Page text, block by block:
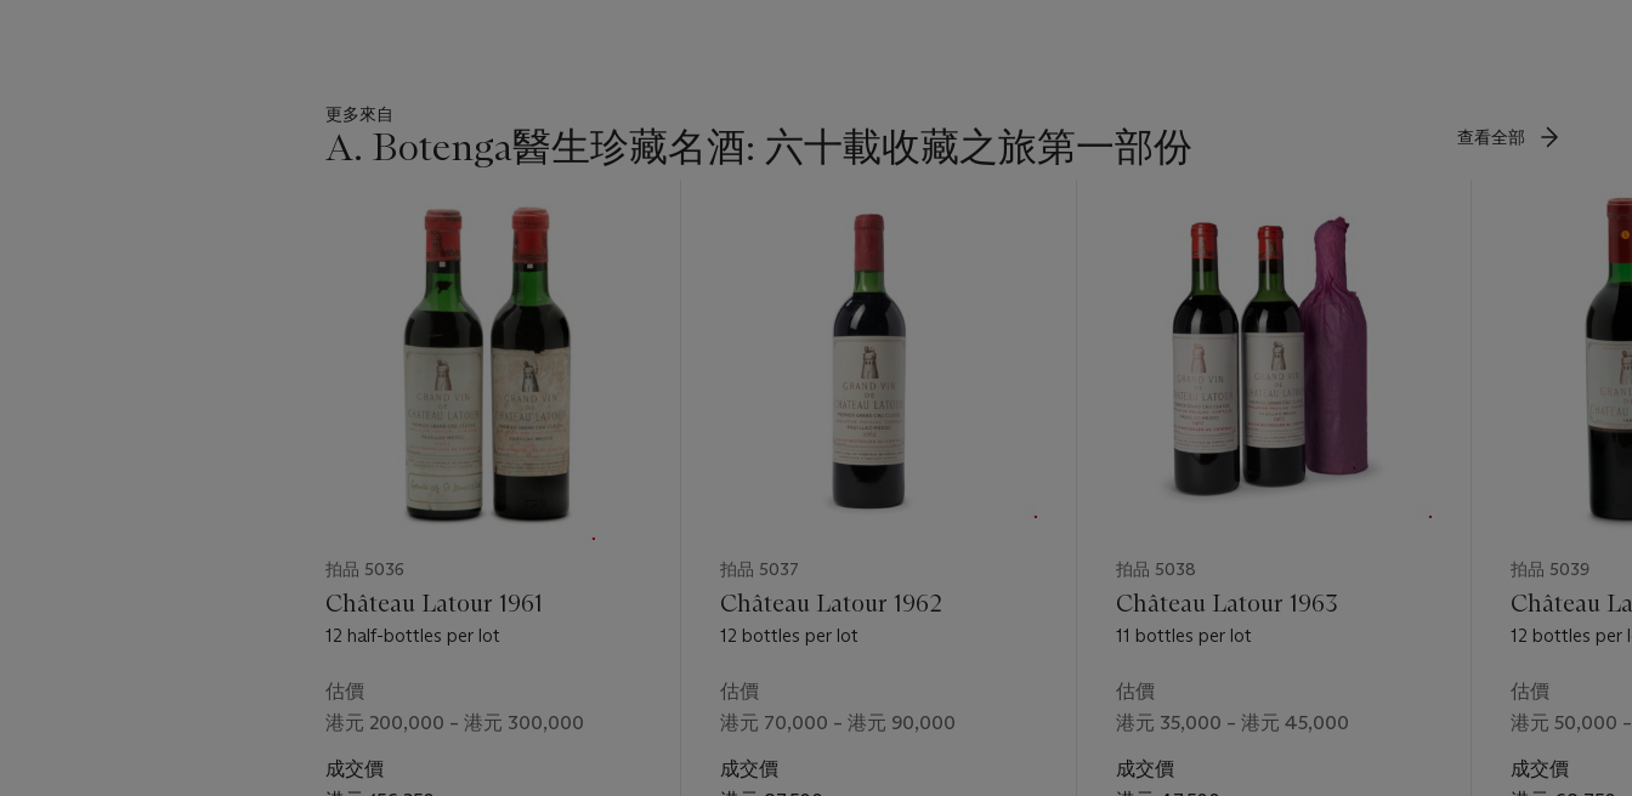
更多來自
A. Botenga醫生珍藏名酒: 六十載收藏之旅第一部份 查看全部
拍品 5036
Château Latour 1961
12 half-bottles per lot
估價
港元 200,000 – 港元 300,000
成交價
拍品 5037
Château Latour 1962
12 bottles per lot
估價
港元 70,000 – 港元 90,000
成交價
拍品 5038
Château Latour 1963
11 bottles per lot
估價
港元 35,000 – 港元 45,000
成交價
拍品 5039
Château
12 bottles per
估價
港元 50,000
成交價